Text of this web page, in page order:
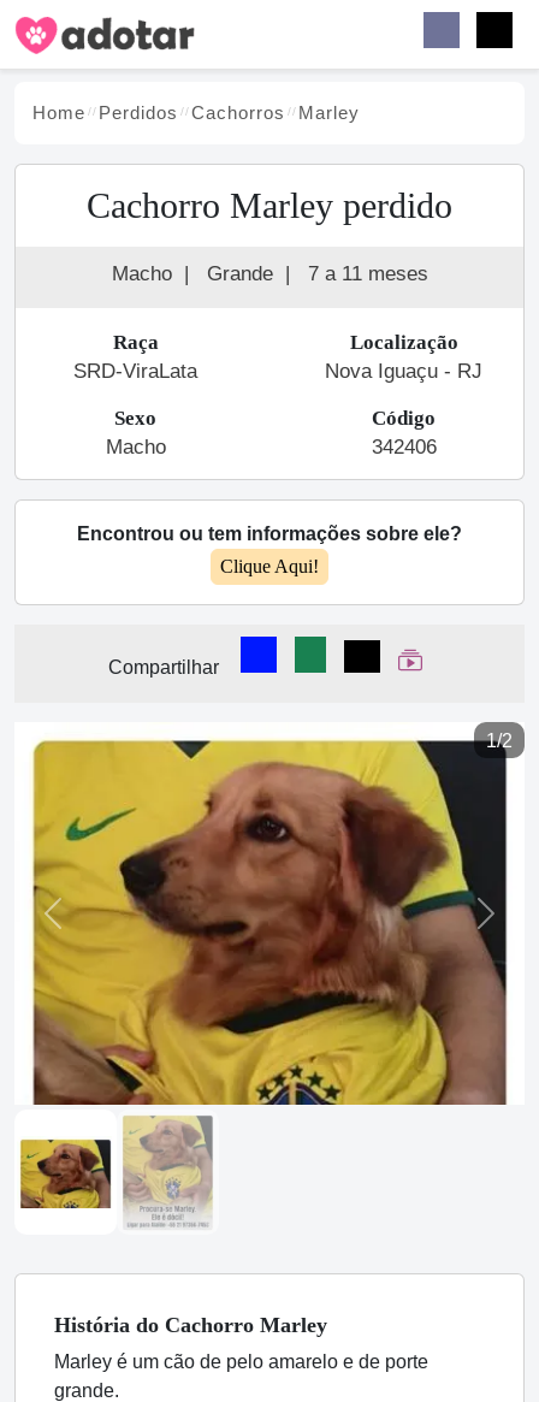
Home Perdidos Cachorros Marley
Cachorro Marley perdido
Macho | Grande | 7 a 11 meses
Raça
SRD-ViraLata
Localização
Nova Iguaçu - RJ
Sexo
Macho
Código
342406
Encontrou ou tem informações sobre ele?
Clique Aqui!
Compartilhar
Compartilhar no Facebook
Compartilhar no
Compartilhar
Ver Web Story
1/2
Previous Next
História do Cachorro Marley
Marley é um cão de pelo amarelo e de porte
grande.